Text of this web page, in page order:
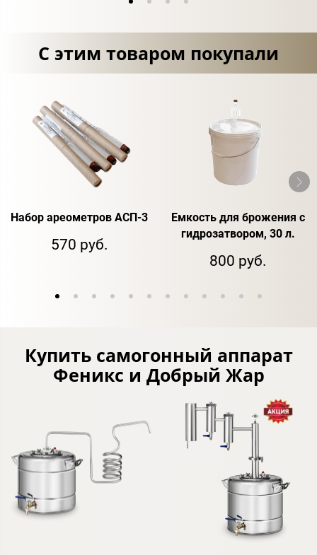
С этим товаром покупали
Набор ареометров АСП-3
570 руб.
Емкость для брожения с
гидрозатвором, 30 л.
800 руб.
Купить самогонный аппарат
Феникс и Добрый Жар